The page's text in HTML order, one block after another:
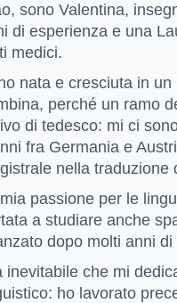
sono Valentina,
di esperienza e una
medici.
nata e cresciuta in
perché un ramo
di tedesco: mi ci
fra Germania e
nella traduzione
passione per le
a studiare anche
dopo molti anni di
inevitabile che mi
ho lavorato